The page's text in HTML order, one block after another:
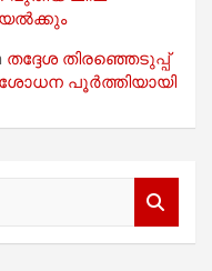
തദ്ദേശ തിരഞ്ഞെടുപ്പ്
പൂർത്തിയായി